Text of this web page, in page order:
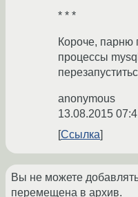
* * *
Короче, парню
процессы
anonymous
13.08.2015
Ссылка
Вы не можете
перемещена в архив.